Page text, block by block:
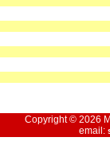
Copyright © 2026
email: